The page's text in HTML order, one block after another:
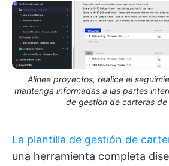
Alinee proyectos, realice el
mantenga informadas a las partes
de gestión de carteras de
La plantilla de gestión de
una herramienta completa